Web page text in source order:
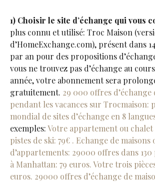
1) Choisir le site d’échange qui vous
plus connu et utilisé: Troc Maison
d’HomeExchange.com), présent dans
par an pour des propositions
vous ne trouvez pas d’échange au
année, votre abonnement sera
gratuitement. 29 000 offres d’échange
pendant les vacances sur Trocmaison:
mondial de sites d’échange en 8
exemples:Votre appartement ou chalet
pistes de ski: 79€ . Echange de maisons
d’appartements: 29000 offres dans 130
à Manhattan: 79 euros. Votre trois
euros. 29000 offres d’échange de